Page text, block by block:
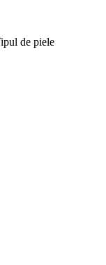
de piele